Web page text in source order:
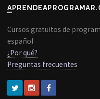
Cursos gratuitos de
español
¿Por qué?
Preguntas frecuentes